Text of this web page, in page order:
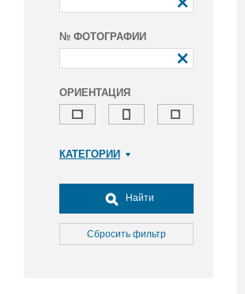
№ ФОТОГРАФИИ
ОРИЕНТАЦИЯ
КАТЕГОРИИ
Досуг, туризм и отдых
Культура
Медицина
Найти
Сбросить фильтр